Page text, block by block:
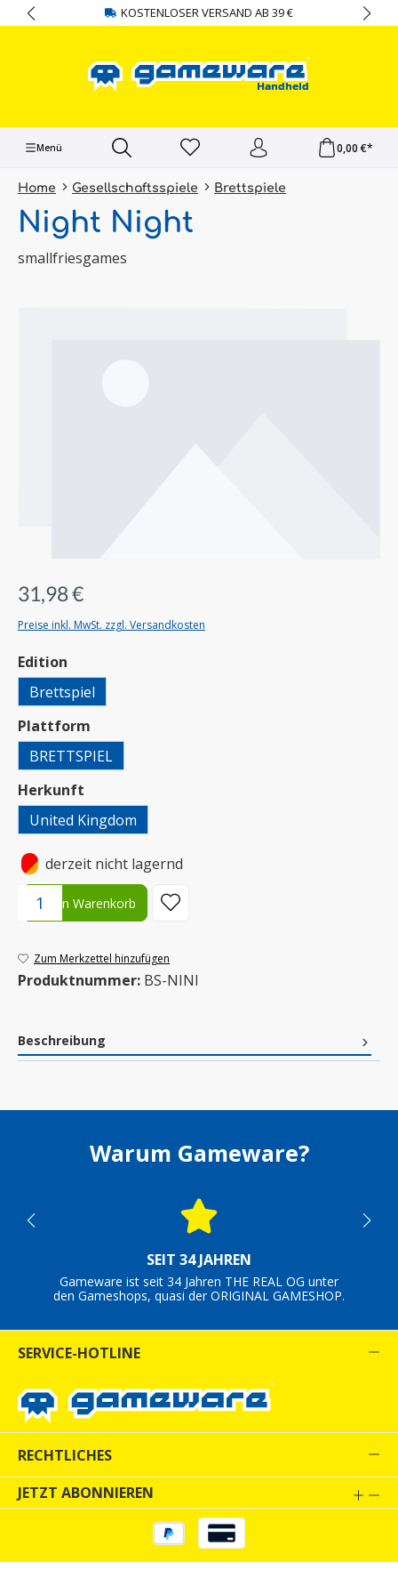
springen KOSTENLOSER VERSAND AB 39 €
Menü 0,00 €*
Home Gesellschaftsspiele Brettspiele
Night Night
smallfriesgames
31,98 €
Preise inkl. MwSt. zzgl. Versandkosten
Edition
Brettspiel
Plattform
BRETTSPIEL
Herkunft
United Kingdom
• derzeit nicht lagernd
Produkt Anzahl: Gib den gewünschten Wert ein oder benutze
In den Warenkorb
Zum Merkzettel hinzufügen
Produktnummer: BS-NINI
Beschreibung
Warum Gameware?
SEIT 34 JAHREN
Gameware ist seit 34 Jahren THE REAL OG unter
den Gameshops, quasi der ORIGINAL GAMESHOP.
SERVICE-HOTLINE
RECHTLICHES
JETZT ABONNIEREN